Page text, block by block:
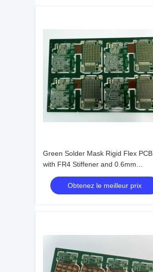
Green Solder Mask Rigid Flex PCB
with FR4 Stiffener and 0.6mm
Thickness Advanced Technology
Obtenez le meilleur prix